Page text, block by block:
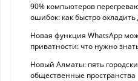
90% компьютеров
ошибок: как быстро
Новая функция WhatsApp
приватности: что нужно
Новый Алматы: пять
общественные пространства